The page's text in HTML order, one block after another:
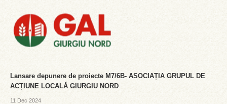
Lansare depunere de proiecte M7/6B- ASOCIAȚIA GRUPUL DE
ACȚIUNE LOCALĂ GIURGIU NORD
11 Dec 2024